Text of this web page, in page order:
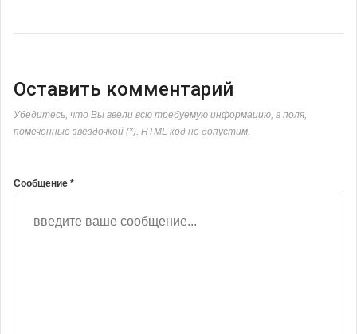
Оставить комментарий
Убедитесь, что Вы ввели всю требуемую информацию, в поля,
помеченные звёздочкой (*). HTML код не допустим.
Сообщение *